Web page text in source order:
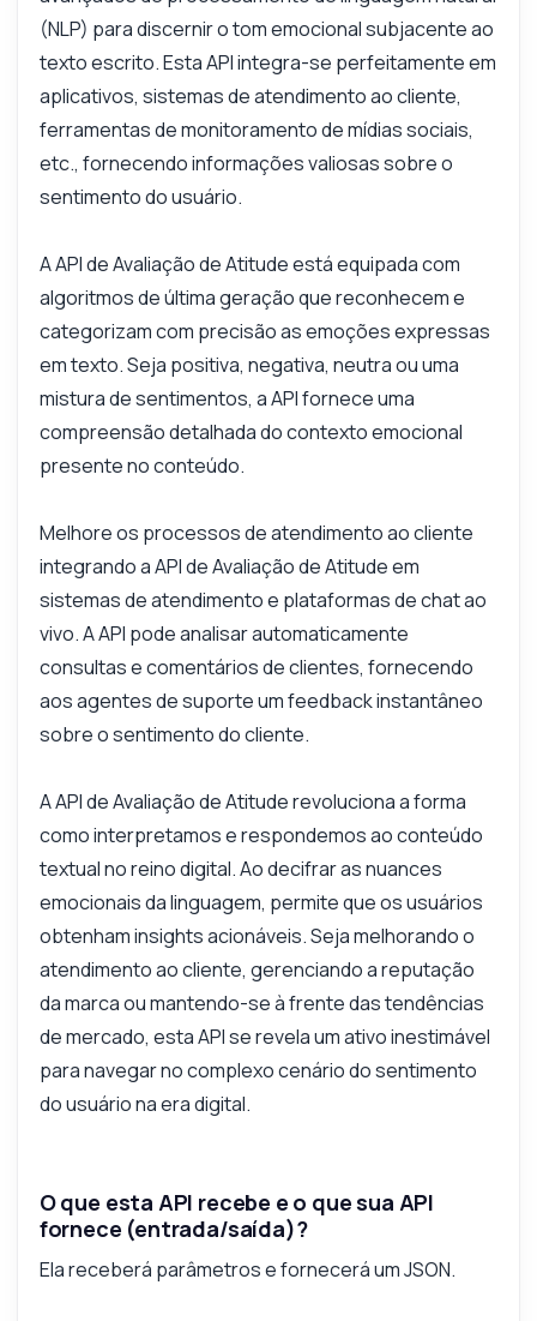
(NLP) para discernir o tom emocional subjacente ao
texto escrito. Esta API integra-se perfeitamente em
aplicativos, sistemas de atendimento ao cliente,
ferramentas de monitoramento de mídias sociais,
etc., fornecendo informações valiosas sobre o
sentimento do usuário.
A API de Avaliação de Atitude está equipada com
algoritmos de última geração que reconhecem e
categorizam com precisão as emoções expressas
em texto. Seja positiva, negativa, neutra ou uma
mistura de sentimentos, a API fornece uma
compreensão detalhada do contexto emocional
presente no conteúdo.
Melhore os processos de atendimento ao cliente
integrando a API de Avaliação de Atitude em
sistemas de atendimento e plataformas de chat ao
vivo. A API pode analisar automaticamente
consultas e comentários de clientes, fornecendo
aos agentes de suporte um feedback instantâneo
sobre o sentimento do cliente.
A API de Avaliação de Atitude revoluciona a forma
como interpretamos e respondemos ao conteúdo
textual no reino digital. Ao decifrar as nuances
emocionais da linguagem, permite que os usuários
obtenham insights acionáveis. Seja melhorando o
atendimento ao cliente, gerenciando a reputação
da marca ou mantendo-se à frente das tendências
de mercado, esta API se revela um ativo inestimável
para navegar no complexo cenário do sentimento
do usuário na era digital.
O que esta API recebe e o que sua API
fornece (entrada/saída)?
Ela receberá parâmetros e fornecerá um JSON.
Pergunte qualquer coisa
Respostas sobre Avaliação de Atitudes API
preços, dicas de integração, o que precisar.
Como analiso texto para emoções?
Quais parâmetros são necessários para
análise?
Posso integrar isso ao meu sistema de chat?
Qual é o formato de resposta da API?
Mostre-me um exemplo de código
Quanto custa?
Respondido por Zyla AI · Prefiro perguntar ao Suporte